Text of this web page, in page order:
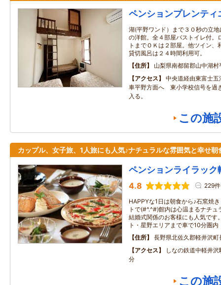
ペンションプレンティ
湖(平野ワンド）まで３０秒の立
の洋館。全４部屋バストイレ付。
トまでＯＫは２部屋。他ツイン
貸切風呂は２４時間利用可。
住所
山梨県南都留郡山中湖
アクセス
中央道経由東富士
車平野方面へ 東小学校信号を過
入る。
この施
カップル、女子旅、1人旅にも人気♪ナチュラルな雰囲気と幸せ朝
ペンションライラック
4.8 229件
HAPPYな1日は朝食から♪石窯焼
トで(#^.^#)館内は心温まるナチ
結婚式関係のお客様にも人気です
ト・星野エリアまで車で10分圏内
住所
長野県北佐久郡軽井沢
アクセス
しなの鉄道中軽井
分
この施